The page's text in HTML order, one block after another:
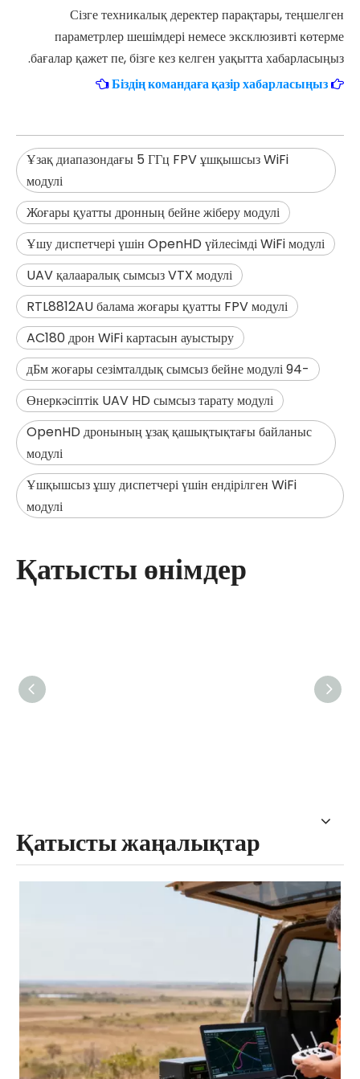
Сізге техникалық деректер парақтары, теңшелген
параметрлер шешімдері немесе эксклюзивті көтерме
бағалар қажет пе, бізге кез келген уақытта хабарласыңыз.
Біздің командаға қазір хабарласыңыз
Ұзақ диапазондағы 5 ГГц FPV ұшқышсыз WiFi
модулі
Жоғары қуатты дронның бейне жіберу модулі
Ұшу диспетчері үшін OpenHD үйлесімді WiFi модулі
UAV қалааралық сымсыз VTX модулі
RTL8812AU балама жоғары қуатты FPV модулі
AC180 дрон WiFi картасын ауыстыру
-94 дБм жоғары сезімталдық сымсыз бейне модулі
Өнеркәсіптік UAV HD сымсыз тарату модулі
OpenHD дронының ұзақ қашықтықтағы байланыс
модулі
Ұшқышсыз ұшу диспетчері үшін ендірілген WiFi
модулі
Қатысты өнімдер
Қатысты жаңалықтар